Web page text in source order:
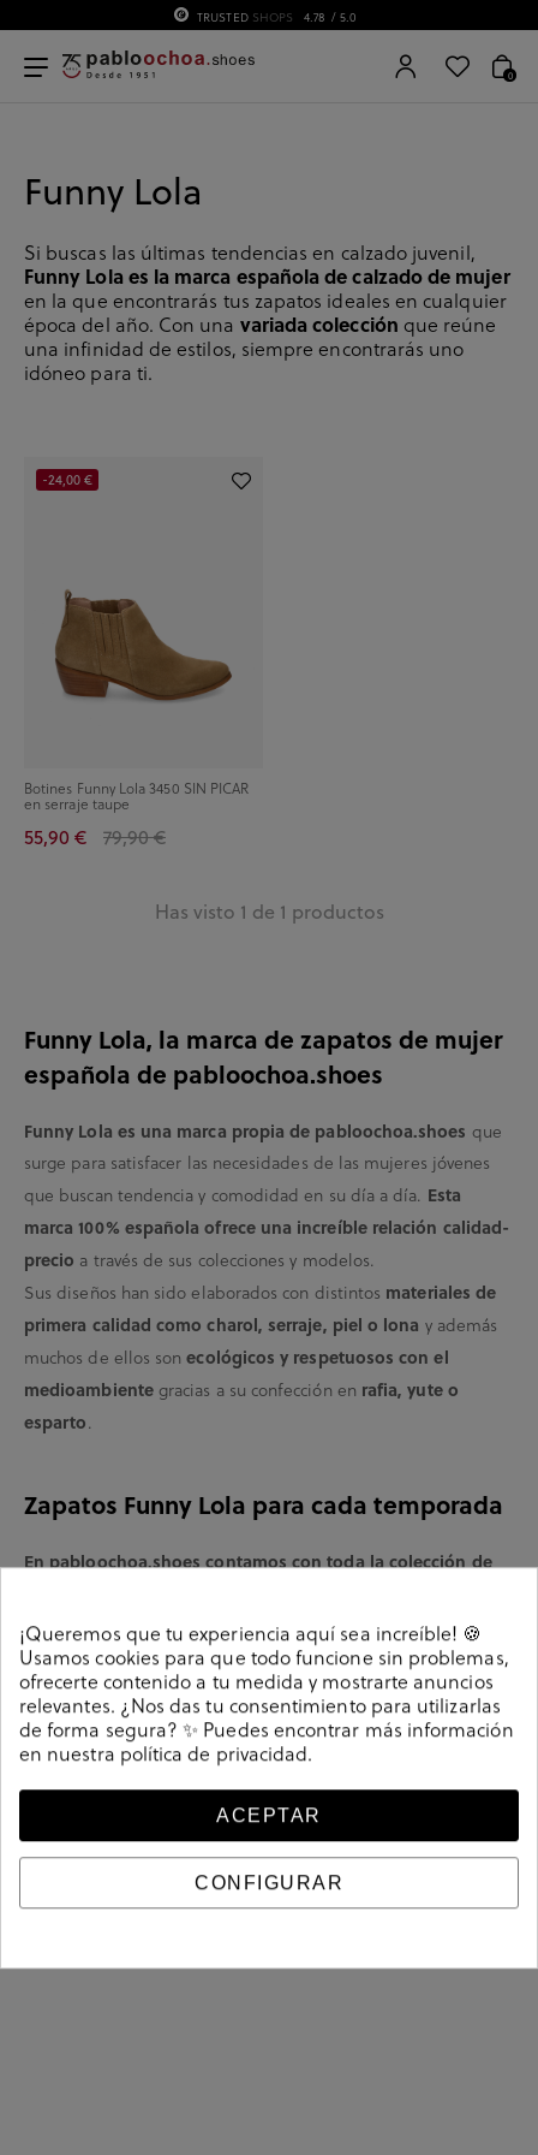
SHOPS 4.78 / 5.0
0
Funny Lola
Si buscas las últimas tendencias en calzado juvenil,
Funny Lola es la marca española de calzado de mujer
en la que encontrarás tus zapatos ideales en cualquier
época del año. Con una variada colección que reúne
una infinidad de estilos, siempre encontrarás uno
idóneo para ti.
Funny Lola, la marca de zapatos de mujer
española de pabloochoa.shoes
Funny Lola es una marca propia de pabloochoa.shoes que
surge para satisfacer las necesidades de las mujeres jóvenes
que buscan tendencia y comodidad en su día a día. Esta
marca 100% española ofrece una increíble relación calidad-
precio a través de sus colecciones y modelos.
Sus diseños han sido elaborados con distintos materiales de
primera calidad como charol, serraje, piel o lona y además
muchos de ellos sonecológicos y respetuosos con el
medioambientegracias a su confección en rafia, yute o
esparto.
Zapatos Funny Lola para cada temporada
En pabloochoa.shoes contamos con toda la colección de
online cualquiera de sus modelos.En otoño e invierno no
podrás evitar enamorar de losbotines y botas de Funny Lola.
Elige entre botas tipo chelsea, mosqueteras, militares,
camperas…
En los meses de entretiempo, losmocasines y zapatos con
cordones de Funny Lolason un acierto seguro gracias a su
estilo, elegancia y sofisticación. Pero cuando llegue el calor, no
querrás quitarte ninguna de lassandalias y alpargatas de
: con distintos tipos de tacón, con plataforma, con
cuña, mules… ¡Será difícil decantarse por un favorito!
Botines Funny Lola 3450 SIN PICAR
en serraje taupe
55,90 € 79,90 €
-24,00 €
Has visto 1 de 1 productos
¡Queremos que tu experiencia aquí sea increíble! 🍪
Usamos cookies para que todo funcione sin problemas,
ofrecerte contenido a tu medida y mostrarte anuncios
relevantes. ¿Nos das tu consentimiento para utilizarlas
de forma segura? ✨ Puedes encontrar más información
en nuestra política de privacidad.
ACEPTAR
CONFIGURAR